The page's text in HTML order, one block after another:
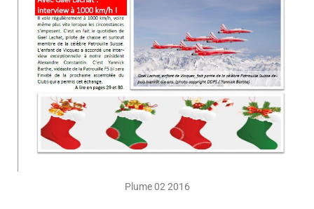
Plume 02 2016